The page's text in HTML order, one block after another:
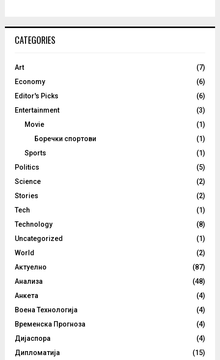
CATEGORIES
Art
(7)
Economy
(6)
Editor's Picks
(6)
Entertainment
(3)
Movie
(1)
Боречки спортови
(1)
Sports
(1)
Politics
(5)
Science
(2)
Stories
(2)
Tech
(1)
Technology
(8)
Uncategorized
(1)
World
(2)
Актуелно
(87)
Анализа
(48)
Анкета
(4)
Воена Технологија
(4)
Временска Прогноза
(4)
Дијаспора
(4)
Дипломатија
(15)